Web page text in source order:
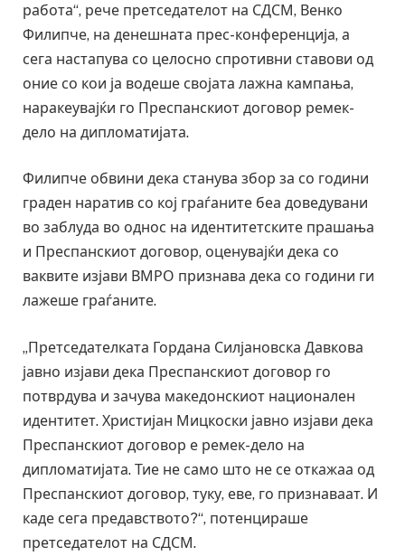
работа“, рече претседателот на СДСМ, Венко
Филипче, на денешната прес-конференција, а
сега настапува со целосно спротивни ставови од
оние со кои ја водеше својата лажна кампања,
наракеувајќи го Преспанскиот договор ремек-
дело на дипломатијата.
Филипче обвини дека станува збор за со години
граден наратив со кој граѓаните беа доведувани
во заблуда во однос на идентитетските прашања
и Преспанскиот договор, оценувајќи дека со
ваквите изјави ВМРО признава дека со години ги
лажеше граѓаните.
„Претседателката Гордана Силјановска Давкова
јавно изјави дека Преспанскиот договор го
потврдува и зачува македонскиот национален
идентитет. Христијан Мицкоски јавно изјави дека
Преспанскиот договор е ремек-дело на
дипломатијата. Тие не само што не се откажаа од
Преспанскиот договор, туку, еве, го признаваат. И
каде сега предавството?“, потенцираше
претседателот на СДСМ.